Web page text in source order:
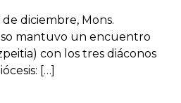
diciembre, Mons.
mantuvo un encuentro
con los tres diáconos
[…]